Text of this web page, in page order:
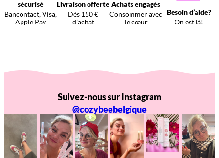
sécurisé
Bancontact, Visa,
Apple Pay
Livraison offerte
Dès 150 €
d’achat
Achats engagés
Consommer avec
le cœur
Besoin d’aide?
On est là!
Suivez-nous sur Instagram
@cozybeebelgique